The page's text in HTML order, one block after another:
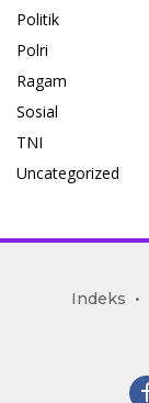
Politik
Polri
Ragam
Sosial
TNI
Uncategorized
mediakoran.com
Indeks